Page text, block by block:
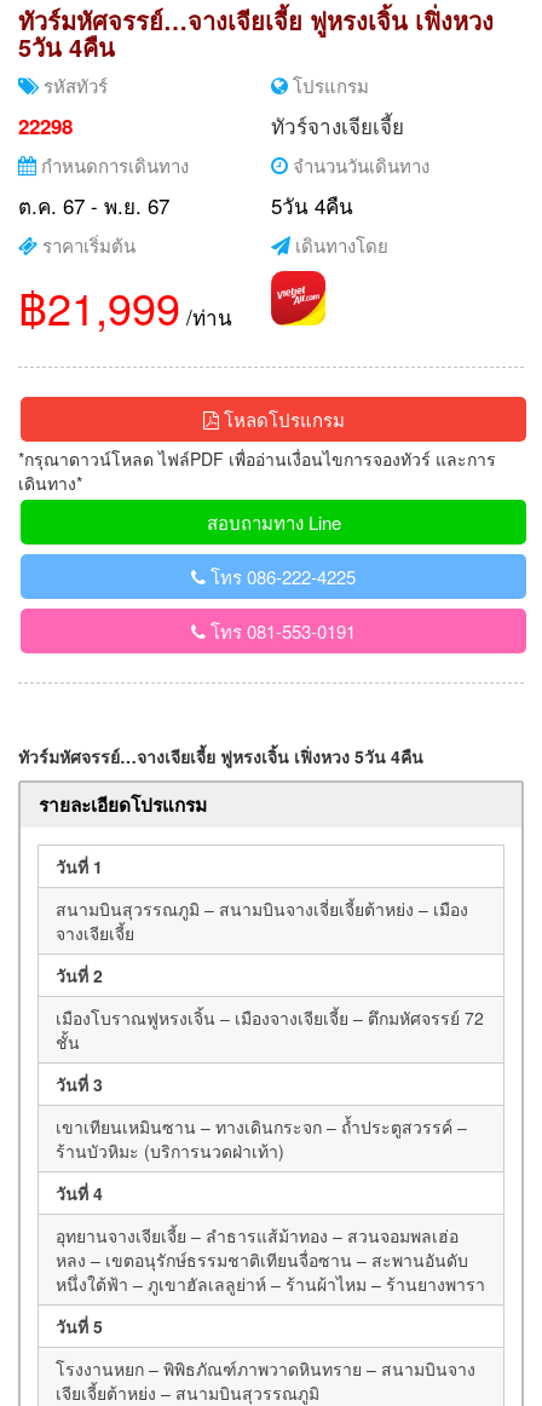
ทัวร์มหัศจรรย์…จางเจียเจี้ย ฟูหรงเจิ้น เฟิ่งหวง
5วัน 4คืน
รหัสทัวร์
22298
โปรแกรม
ทัวร์จางเจียเจี้ย
กำหนดการเดินทาง
ต.ค. 67 - พ.ย. 67
จำนวนวันเดินทาง
5วัน 4คืน
ราคาเริ่มต้น
฿21,999 /ท่าน
เดินทางโดย
โหลดโปรแกรม
*กรุณาดาวน์โหลด ไฟล์PDF เพื่ออ่านเงื่อนไขการจองทัวร์ และการ
เดินทาง*
สอบถามทาง Line
โทร 086-222-4225
โทร 081-553-0191
ทัวร์มหัศจรรย์…จางเจียเจี้ย ฟูหรงเจิ้น เฟิ่งหวง 5วัน 4คืน
รายละเอียดโปรแกรม
วันที่ 1
สนามบินสุวรรณภูมิ – สนามบินจางเจี่ยเจี้ยต้าหย่ง – เมือง
จางเจียเจี้ย
วันที่ 2
เมืองโบราณฟูหรงเจิ้น – เมืองจางเจียเจี้ย – ตึกมหัศจรรย์ 72
ชั้น
วันที่ 3
เขาเทียนเหมินซาน – ทางเดินกระจก – ถ้ำประตูสวรรค์ –
ร้านบัวหิมะ (บริการนวดฝ่าเท้า)
วันที่ 4
อุทยานจางเจียเจี้ย – ลำธารแส้ม้าทอง – สวนจอมพลเฮ่อ
หลง – เขตอนุรักษ์ธรรมชาติเทียนจื่อซาน – สะพานอันดับ
หนึ่งใต้ฟ้า – ภูเขาฮัลเลลูย่าห์ – ร้านผ้าไหม – ร้านยางพารา
วันที่ 5
โรงงานหยก – พิพิธภัณฑ์ภาพวาดหินทราย – สนามบินจาง
เจียเจี้ยต้าหย่ง – สนามบินสุวรรณภูมิ